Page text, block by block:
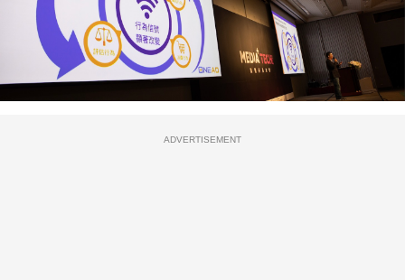
ADVERTISEMENT